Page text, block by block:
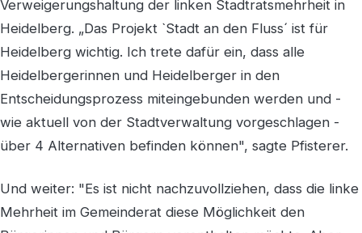
Verweigerungshaltung der linken Stadtratsmehrheit in
Heidelberg. „Das Projekt `Stadt an den Fluss´ ist für
Heidelberg wichtig. Ich trete dafür ein, dass alle
Heidelbergerinnen und Heidelberger in den
Entscheidungsprozess miteingebunden werden und -
wie aktuell von der Stadtverwaltung vorgeschlagen -
über 4 Alternativen befinden können", sagte Pfisterer.
Und weiter: "Es ist nicht nachzuvollziehen, dass die linke
Mehrheit im Gemeinderat diese Möglichkeit den